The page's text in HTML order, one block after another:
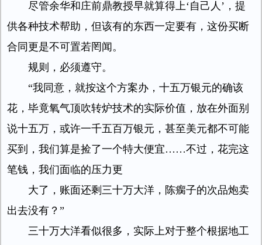
尽管余华和庄前鼎教授早就算得上‘自己人’，提
供各种技术帮助，但该有的东西一定要有，这份买断
合同更是不可置若罔闻。
规则，必须遵守。
“我同意，就按这个方案办，十五万银元的确该
花，毕竟氧气顶吹转炉技术的实际价值，放在外面别
说十五万，或许一千五百万银元，甚至美元都不可能
买到，我们算是捡了一个特大便宜……不过，花完这
笔钱，我们面临的压力更
大了，账面还剩三十万大洋，陈瘸子的次品炮卖
出去没有？”
三十万大洋看似很多，实际上对于整个根据地工